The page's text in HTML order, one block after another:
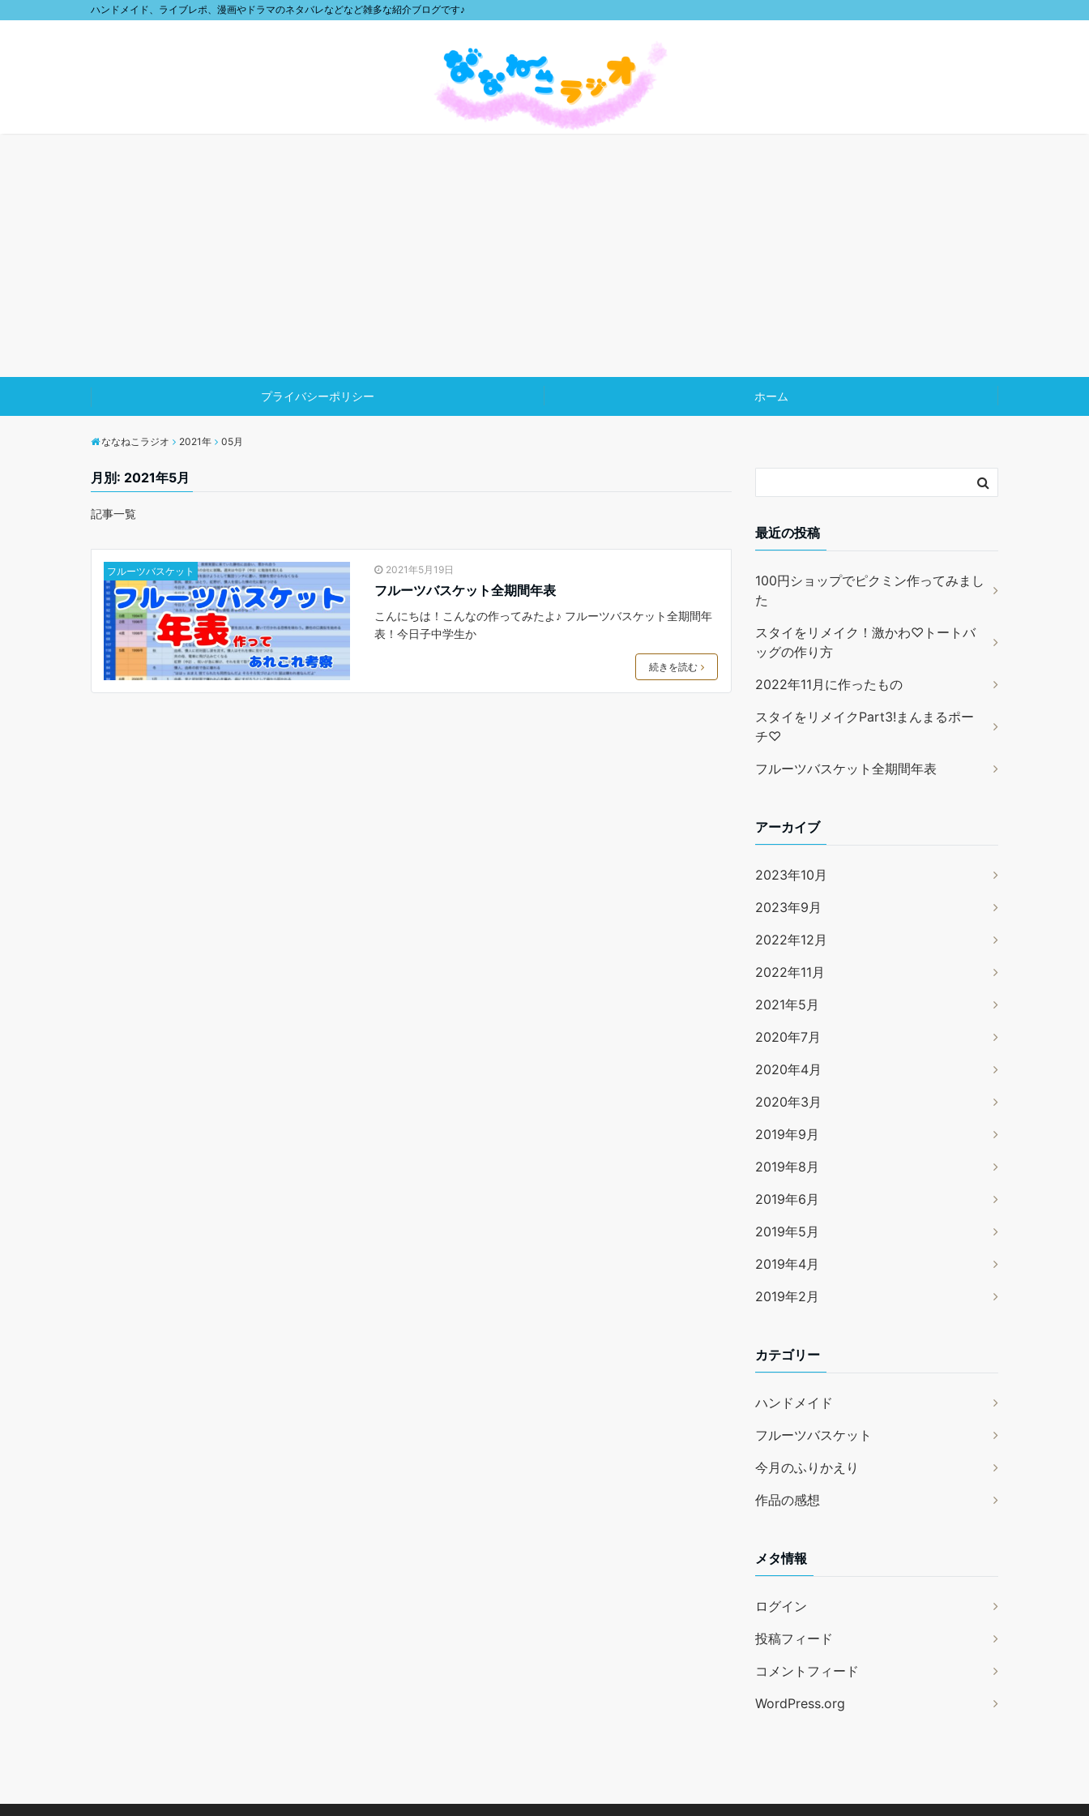
ハンドメイド、ライブレポ、漫画やドラマのネタバレなどなど雑多な紹介ブログです♪
プライバシーポリシー ホーム
ななねこラジオ 2021年 05月
月別: 2021年5月
記事一覧
フルーツバスケット 2021年5月19日
フルーツバスケット全期間年表
こんにちは！こんなの作ってみたよ♪ フルーツバスケット全期間年
表！今日子中学生か
続きを読む
最近の投稿
100円ショップでピクミン作ってみまし
た
スタイをリメイク！激かわ♡トートバ
ッグの作り方
2022年11月に作ったもの
スタイをリメイクPart3!まんまるポー
チ♡
フルーツバスケット全期間年表
アーカイブ
2023年10月
2023年9月
2022年12月
2022年11月
2021年5月
2020年7月
2020年4月
2020年3月
2019年9月
2019年8月
2019年6月
2019年5月
2019年4月
2019年2月
カテゴリー
ハンドメイド
フルーツバスケット
今月のふりかえり
作品の感想
メタ情報
ログイン
投稿フィード
コメントフィード
WordPress.org